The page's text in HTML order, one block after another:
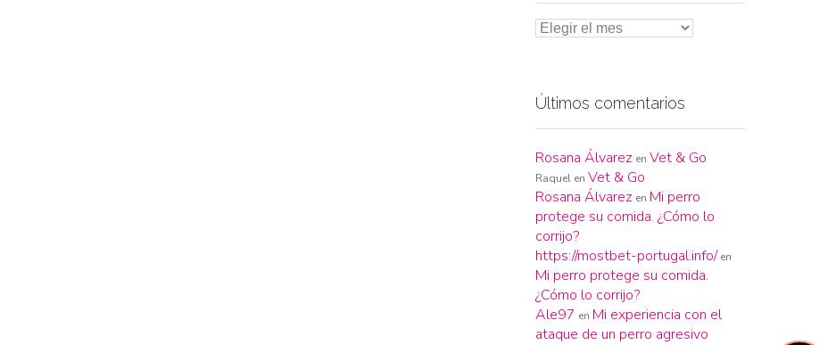
Últimos comentarios
Rosana Álvarez en Vet & Go
Raquel en Vet & Go
Rosana Álvarez en Mi perro
protege su comida. ¿Cómo lo
corrijo?
https://mostbet-portugal.info/ en
Mi perro protege su comida.
¿Cómo lo corrijo?
Ale97 en Mi experiencia con el
ataque de un perro agresivo